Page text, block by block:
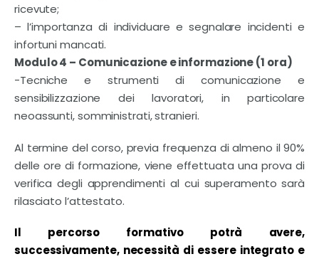
ricevute;
– l’importanza di individuare e segnalare incidenti e
infortuni mancati.
Modulo 4 – Comunicazione e informazione (1 ora)
-Tecniche e strumenti di comunicazione e
sensibilizzazione dei lavoratori, in particolare
neoassunti, somministrati, stranieri.
Al termine del corso, previa frequenza di almeno il 90%
delle ore di formazione, viene effettuata una prova di
verifica degli apprendimenti al cui superamento sarà
rilasciato l’attestato.
Il percorso formativo potrà avere,
successivamente, necessità di essere integrato e